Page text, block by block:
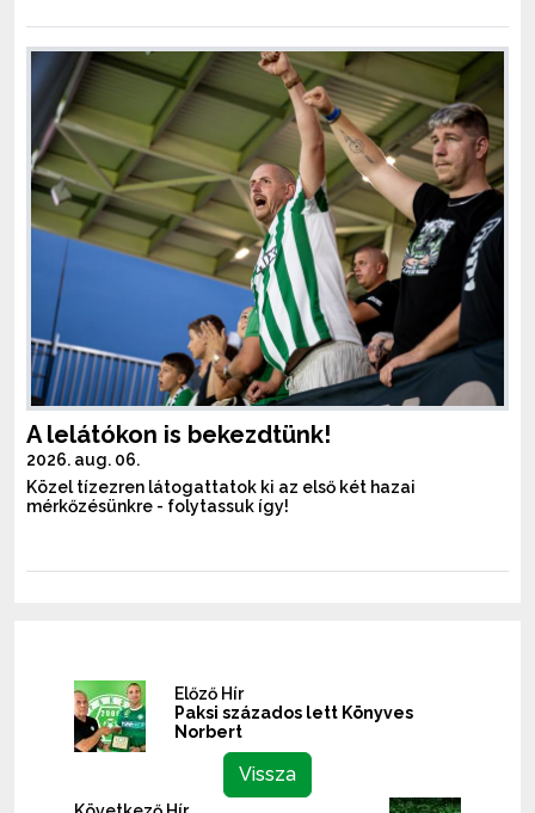
A lelátókon is bekezdtünk!
2026. aug. 06.
Közel tízezren látogattatok ki az első két hazai
mérkőzésünkre - folytassuk így!
Előző Hír
Paksi százados lett Könyves
Norbert
Vissza